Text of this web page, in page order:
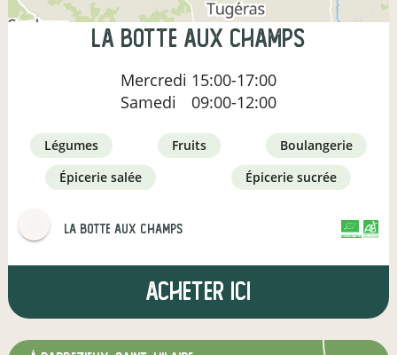
LA BOTTE AUX CHAMPS
Mercredi 15:00-17:00
Samedi
09:00-12:00
légumes fruits
boulangerie
épicerie salée
épicerie sucrée
LA BOTTE AUX CHAMPS CERTIFIÉ PAR FR-BIO-10
AGRICULTURE FRANCE
Acheter ici